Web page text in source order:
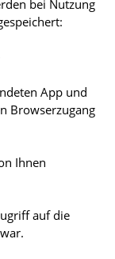
bei Nutzung
App und
Browserzugang
Ihnen
auf die